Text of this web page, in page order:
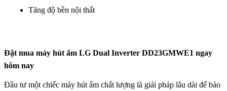
Tăng độ bền nội thất
Đặt mua máy hút ẩm LG Dual Inverter DD23GMWE1 ngay
hôm nay
Đầu tư một chiếc máy hút ẩm chất lượng là giải pháp lâu dài để bảo